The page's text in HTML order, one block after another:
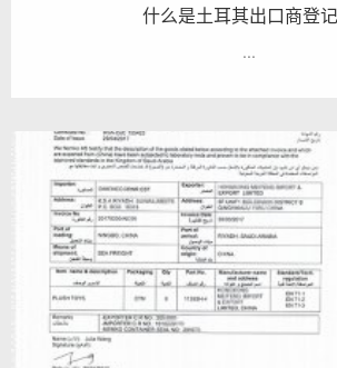
什么是土耳其出口商登
...